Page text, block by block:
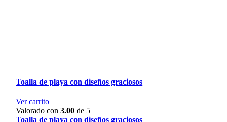
Toalla de playa con diseños graciosos
Ver carrito
Valorado con3.00 de 5
Toalla de playa con diseños graciosos